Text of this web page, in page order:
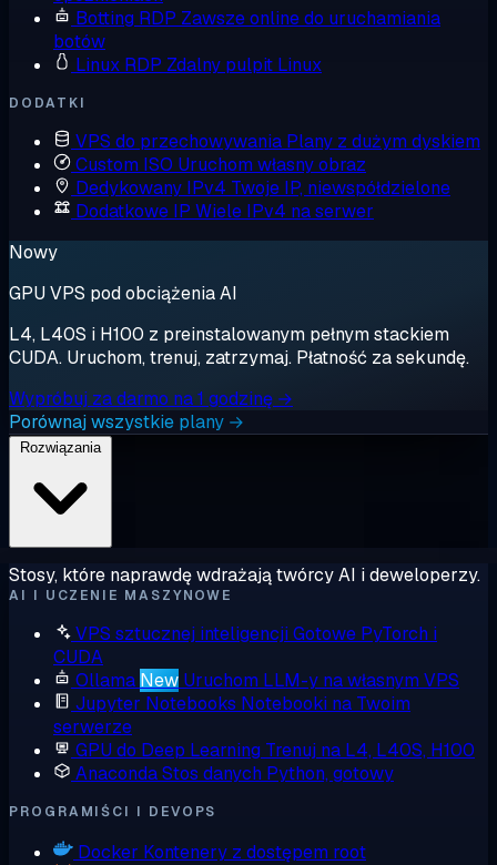
Botting RDP Zawsze online do uruchamiania
botów
Linux RDP Zdalny pulpit Linux
DODATKI
VPS do przechowywania Plany z dużym dyskiem
Custom ISO Uruchom własny obraz
Dedykowany IPv4 Twoje IP, niewspółdzielone
Dodatkowe IP Wiele IPv4 na serwer
Nowy
GPU VPS pod obciążenia AI
L4, L40S i H100 z preinstalowanym pełnym stackiem
CUDA. Uruchom, trenuj, zatrzymaj. Płatność za sekundę.
Wypróbuj za darmo na 1 godzinę →
Porównaj wszystkie plany →
Rozwiązania
Stosy, które naprawdę wdrażają twórcy AI i deweloperzy.
AI I UCZENIE MASZYNOWE
VPS sztucznej inteligencji Gotowe PyTorch i
CUDA
Ollama New Uruchom LLM-y na własnym VPS
Jupyter Notebooks Notebooki na Twoim
serwerze
GPU do Deep Learning Trenuj na L4, L40S, H100
AnacondaStos danych Python, gotowy
PROGRAMIŚCI I DEVOPS
Docker Kontenery z dostępem root